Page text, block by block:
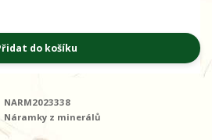
do košíku
NARM2023338
Náramky z minerálů